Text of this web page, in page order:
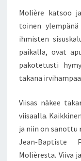
Molière katsoo
toinen
ihmisten
paikalla, ovat
pakotetusti
takana
Viisas näkee
viisaalla.
ja niin on sanottu
Jean-Baptiste
Molièresta. Viiva